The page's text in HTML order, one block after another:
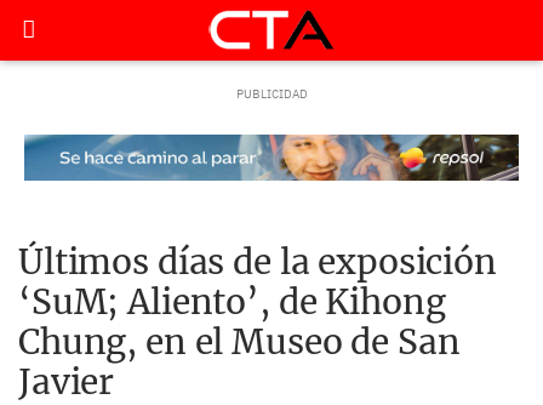
Últimos días de la exposición
‘SuM; Aliento’, de Kihong
Chung, en el Museo de San
Javier